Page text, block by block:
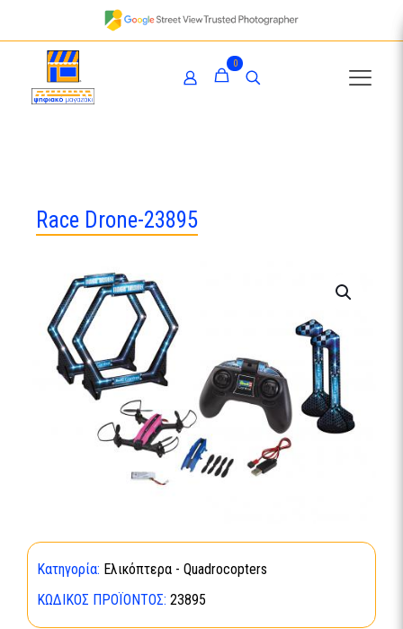
0
Race Drone-23895
Κατηγορία: Ελικόπτερα - Quadrocopters
ΚΩΔΙΚΌΣ ΠΡΟΪΌΝΤΟΣ: 23895